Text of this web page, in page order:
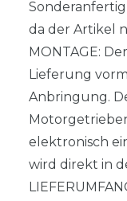
da der Artikel
MONTAGE:
Lieferung
Anbringung.
elektronisch
wird direkt in